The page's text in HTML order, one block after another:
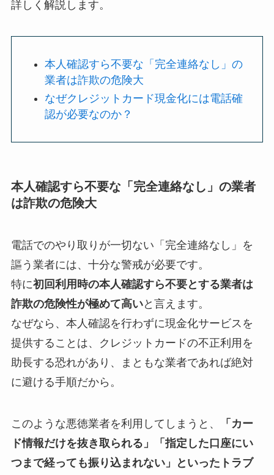
詳しく解説します。
本人確認すら不要な「完全連絡なし」の
業者は詐欺の危険大
なぜクレジットカード現金化には電話確
認が必要なのか？
本人確認すら不要な「完全連絡なし」の業者
は詐欺の危険大
電話でのやり取りが一切ない「完全連絡なし」を
謳う業者には、十分な警戒が必要です。
特に初回利用時の本人確認すら不要とする業者は
詐欺の危険性が極めて高いと言えます。
なぜなら、本人確認を行わずに現金化サービスを
提供することは、クレジットカードの不正利用を
助長する恐れがあり、まともな業者であれば絶対
に避ける手順だから。
このような悪徳業者を利用してしまうと、
「カー
ド情報だけを抜き取られる」「指定した口座にい
つまで経っても振り込まれない」といったトラブ